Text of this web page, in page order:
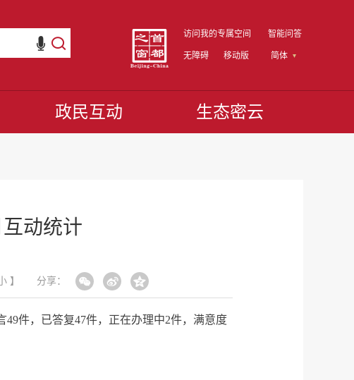
访问我的专属空间 智能问答
无障碍 移动版 简体
政民互动 生态密云
动统计
】 分享：
件，已答复47件，正在办理中2件，满意度